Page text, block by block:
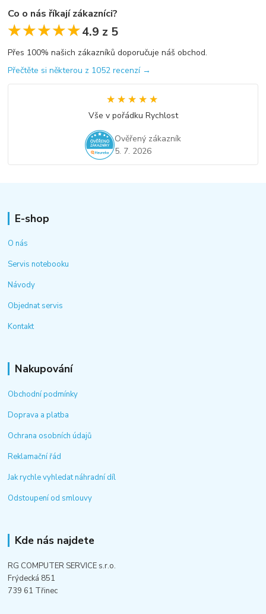
Co o nás říkají zákazníci?
★★★★★
★★★★★4.9 z 5
Přes 100% našich zákazníků doporučuje náš obchod.
Přečtěte si některou z 1052 recenzí →
★★★★★
★★★★★
Vše v pořádku Rychlost
Ověřený zákazník
5. 7. 2026
E-shop
O nás
Servis notebooku
Návody
Objednat servis
Kontakt
Nakupování
Obchodní podmínky
Doprava a platba
Ochrana osobních údajů
Reklamační řád
Jak rychle vyhledat náhradní díl
Odstoupení od smlouvy
Kde nás najdete
RG COMPUTER SERVICE s.r.o.
Frýdecká 851
739 61 Třinec